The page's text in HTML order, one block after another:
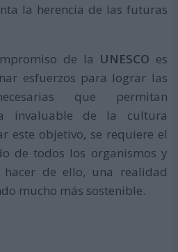
la herencia de las futuras
de la UNESCO es
esfuerzos para lograr las
que permitan
invaluable de la cultura
este objetivo, se requiere el
de todos los organismos y
hacer de ello, una realidad
mucho más sostenible.